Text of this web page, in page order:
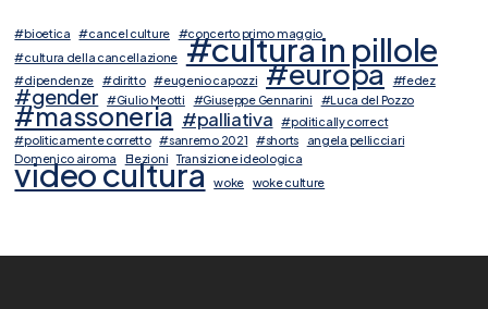
#bioetica #cancel culture
#concerto primo maggio
#cultura della cancellazione #cultura in pillole
#dipendenze #diritto #eugenio capozzi #europa #fedez
#gender #Giulio Meotti #Giuseppe Gennarini #Luca del Pozzo
#massoneria #palliativa
#politically correct
#politicamente corretto #sanremo 2021 #shorts
angela pellicciari
Domenico airoma
Elezioni Transizione ideologica
video cultura woke woke culture